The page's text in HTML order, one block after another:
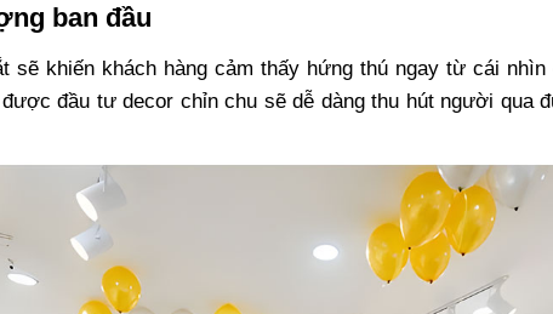
ban đầu
sẽ khiến khách hàng cảm thấy hứng thú ngay từ cái nhìn
đầu tư decor chỉn chu sẽ dễ dàng thu hút người qua